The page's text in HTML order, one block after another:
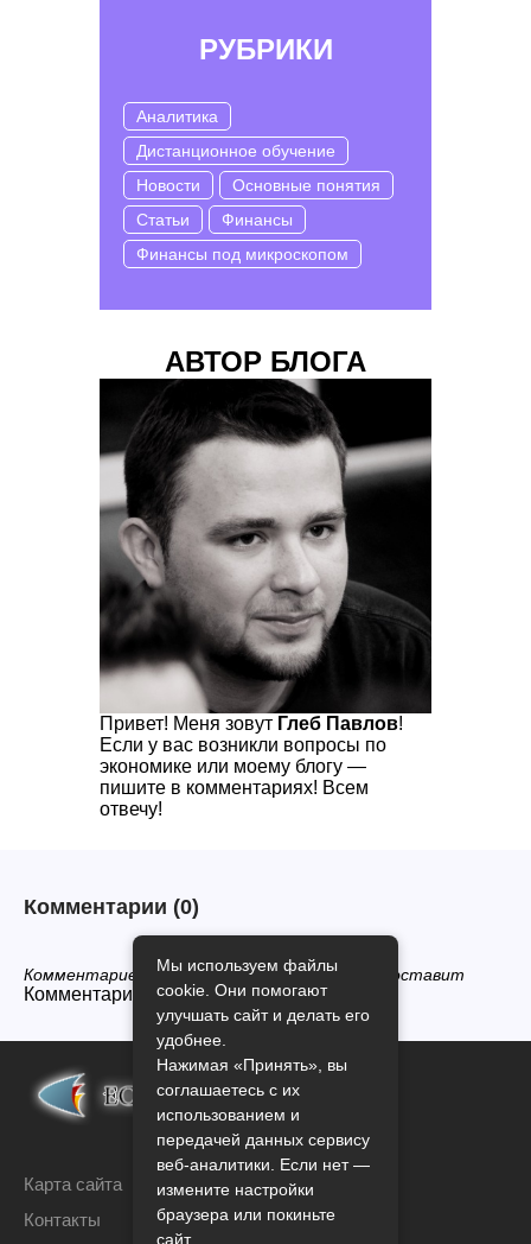
РУБРИКИ
Аналитика
Дистанционное обучение
Новости
Основные понятия
Статьи
Финансы
Финансы под микроскопом
АВТОР БЛОГА
Привет! Меня зовут Глеб Павлов!
Если у вас возникли вопросы по
экономике или моему блогу —
пишите в комментариях! Всем
отвечу!
Комментарии (0)
Комментариев нет, будьте первым кто его оставит
Комментарии закрыты.
Карта сайта
Контакты
Мы используем файлы
cookie. Они помогают
улучшать сайт и делать его
удобнее.
Нажимая «Принять», вы
соглашаетесь с их
использованием и
передачей данных сервису
веб-аналитики. Если нет —
измените настройки
браузера или покиньте
сайт.